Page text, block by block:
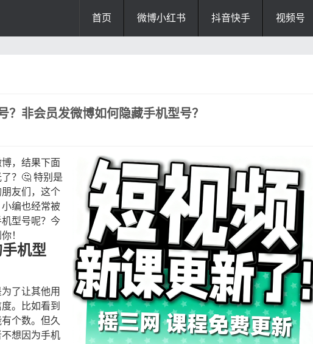
首页 微博小红书 抖音快手 视频号
非会员发微博如何隐藏手机型号？
，结果下面
？🤔 特别是
友们，这个
编也经常被
型号呢？今
！
机型
了让其他用
。比如看到
个数。但久
想因为手机